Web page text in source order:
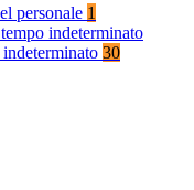
personale 1
indeterminato
30